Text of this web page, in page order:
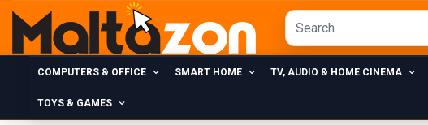
COMPUTERS & OFFICE SMART HOME TV, AUDIO & HOME CINEMA
TOYS & GAMES